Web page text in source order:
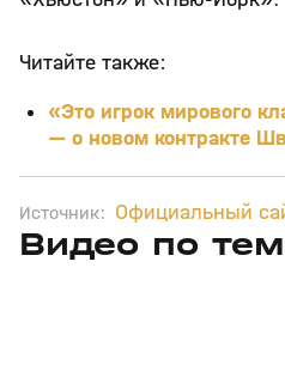
Читайте также:
«Это игрок мирового
— о новом контракте
Источник: Официальный
Видео по
25 июн, 16:52